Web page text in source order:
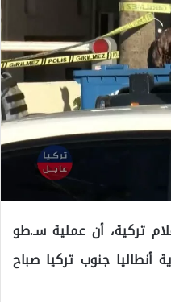
تركية، أن عملية سـ.طو
جنوب تركيا صباح